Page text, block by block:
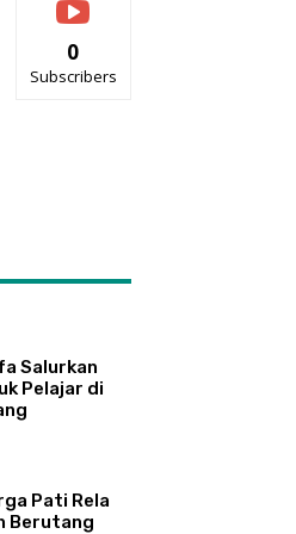
0
Subscribers
Salurkan
Pelajar di
Pati Rela
Berutang